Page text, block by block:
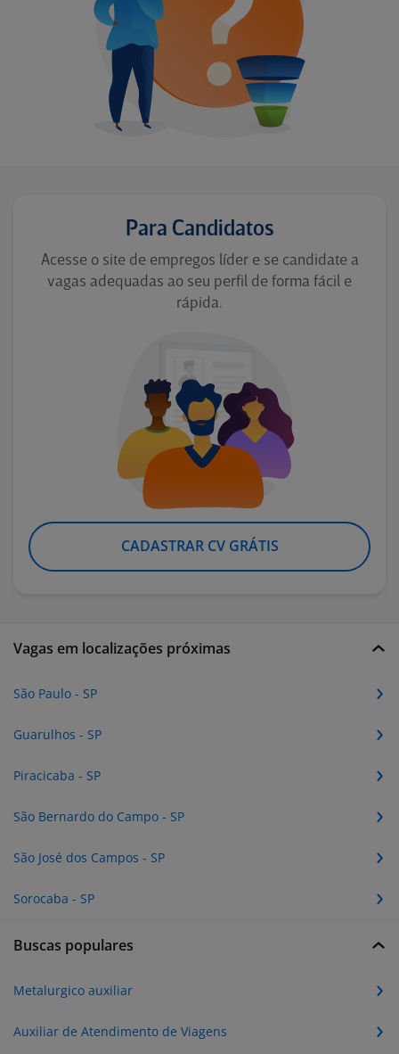
Para Candidatos
Acesse o site de empregos líder e se candidate a
vagas adequadas ao seu perfil de forma fácil e
rápida.
CADASTRAR CV GRÁTIS
Vagas em localizações próximas
São Paulo - SP
Guarulhos - SP
Piracicaba - SP
São Bernardo do Campo - SP
São José dos Campos - SP
Sorocaba - SP
Buscas populares
Metalurgico auxiliar
Auxiliar de Atendimento de Viagens